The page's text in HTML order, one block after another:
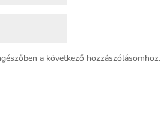
a következő hozzászólásomhoz.